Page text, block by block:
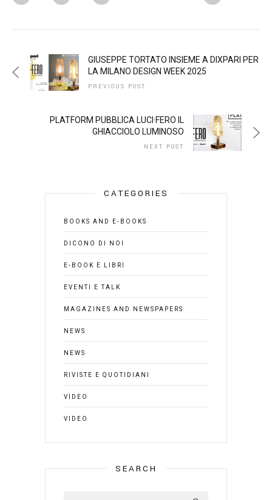
GIUSEPPE TORTATO INSIEME A DIXPARI PER
LA MILANO DESIGN WEEK 2025
PREVIOUS POST
PLATFORM PUBBLICA LUCI·FERO IL
GHIACCIOLO LUMINOSO
NEXT POST
CATEGORIES
BOOKS AND E-BOOKS
DICONO DI NOI
E-BOOK E LIBRI
EVENTI E TALK
MAGAZINES AND NEWSPAPERS
NEWS
NEWS
RIVISTE E QUOTIDIANI
VIDEO
VIDEO
SEARCH